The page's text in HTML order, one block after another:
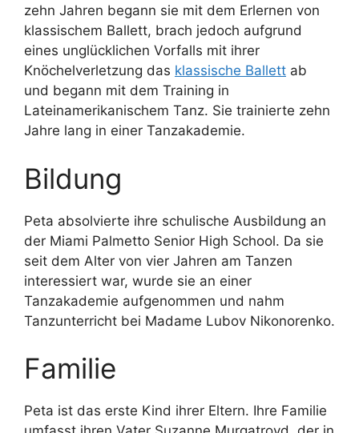
zehn Jahren begann sie mit dem Erlernen von
klassischem Ballett, brach jedoch aufgrund
eines unglücklichen Vorfalls mit ihrer
Knöchelverletzung das klassische Ballett ab
und begann mit dem Training in
Lateinamerikanischem Tanz. Sie trainierte zehn
Jahre lang in einer Tanzakademie.
Bildung
Peta absolvierte ihre schulische Ausbildung an
der Miami Palmetto Senior High School. Da sie
seit dem Alter von vier Jahren am Tanzen
interessiert war, wurde sie an einer
Tanzakademie aufgenommen und nahm
Tanzunterricht bei Madame Lubov Nikonorenko.
Familie
Peta ist das erste Kind ihrer Eltern. Ihre Familie